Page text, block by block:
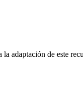
adaptación de este